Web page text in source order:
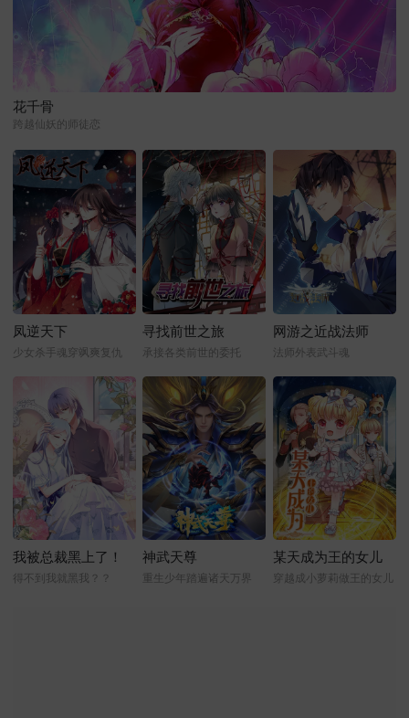
花千骨
跨越仙妖的师徒恋
凤逆天下
少女杀手魂穿飒爽复仇
寻找前世之旅
承接各类前世的委托
网游之近战法师
法师外表武斗魂
我被总裁黑上了！
得不到我就黑我？？
神武天尊
重生少年踏遍诸天万界
某天成为王的女儿
穿越成小萝莉做王的女儿